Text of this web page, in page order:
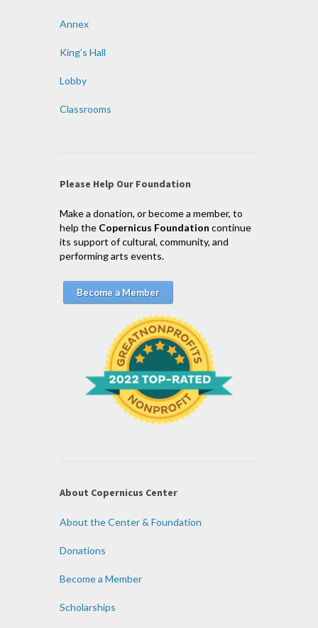
Annex
King’s Hall
Lobby
Classrooms
Please Help Our Foundation
Make a donation, or become a member, to
help the Copernicus Foundation continue
its support of cultural, community, and
performing arts events.
Become a Member
About Copernicus Center
About the Center & Foundation
Donations
Become a Member
Scholarships